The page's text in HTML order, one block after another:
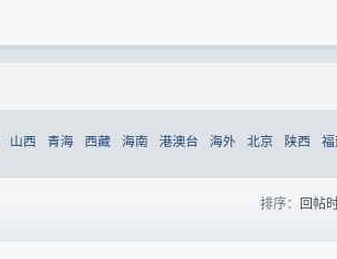
山西 青海 西藏 海南 港澳台 海外 北京 陕西
排序： 回帖